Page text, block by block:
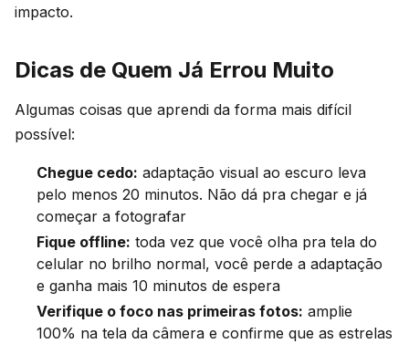
impacto.
Dicas de Quem Já Errou Muito
Algumas coisas que aprendi da forma mais difícil
possível:
Chegue cedo: adaptação visual ao escuro leva
pelo menos 20 minutos. Não dá pra chegar e já
começar a fotografar
Fique offline: toda vez que você olha pra tela do
celular no brilho normal, você perde a adaptação
e ganha mais 10 minutos de espera
Verifique o foco nas primeiras fotos: amplie
100% na tela da câmera e confirme que as estrelas